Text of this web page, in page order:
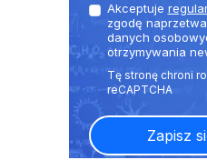
Akceptuje
zgodę
danych
otrzymywania